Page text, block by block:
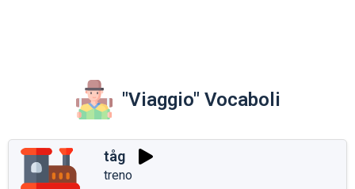
"Viaggio" Vocaboli
tåg
treno